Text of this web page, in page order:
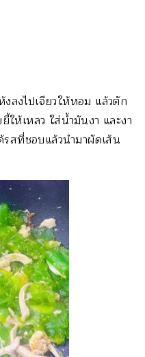
ลงไปเจียวให้หอม แล้วตัก
ห้เหลว ใส่น้ำมันงา และงา
รสที่ชอบแล้วนำมาผัดเส้น